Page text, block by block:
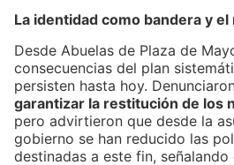
La identidad como bandera y
Desde Abuelas de Plaza de
consecuencias del plan
persisten hasta hoy.
garantizar la restitución de los
pero advirtieron que desde la
gobierno se han reducido las
destinadas a este fin,